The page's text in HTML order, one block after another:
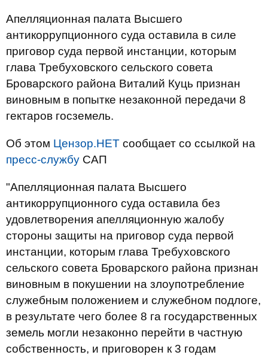
Апелляционная палата Высшего
антикоррупционного суда оставила в силе
приговор суда первой инстанции, которым
глава Требуховского сельского совета
Броварского района Виталий Куць признан
виновным в попытке незаконной передачи 8
гектаров госземель.
Об этом Цензор.НЕТ сообщает со ссылкой на
пресс-службу САП
"Апелляционная палата Высшего
антикоррупционного суда оставила без
удовлетворения апелляционную жалобу
стороны защиты на приговор суда первой
инстанции, которым глава Требуховского
сельского совета Броварского района признан
виновным в покушении на злоупотребление
служебным положением и служебном подлоге,
в результате чего более 8 га государственных
земель могли незаконно перейти в частную
собственность, и приговорен к 3 годам